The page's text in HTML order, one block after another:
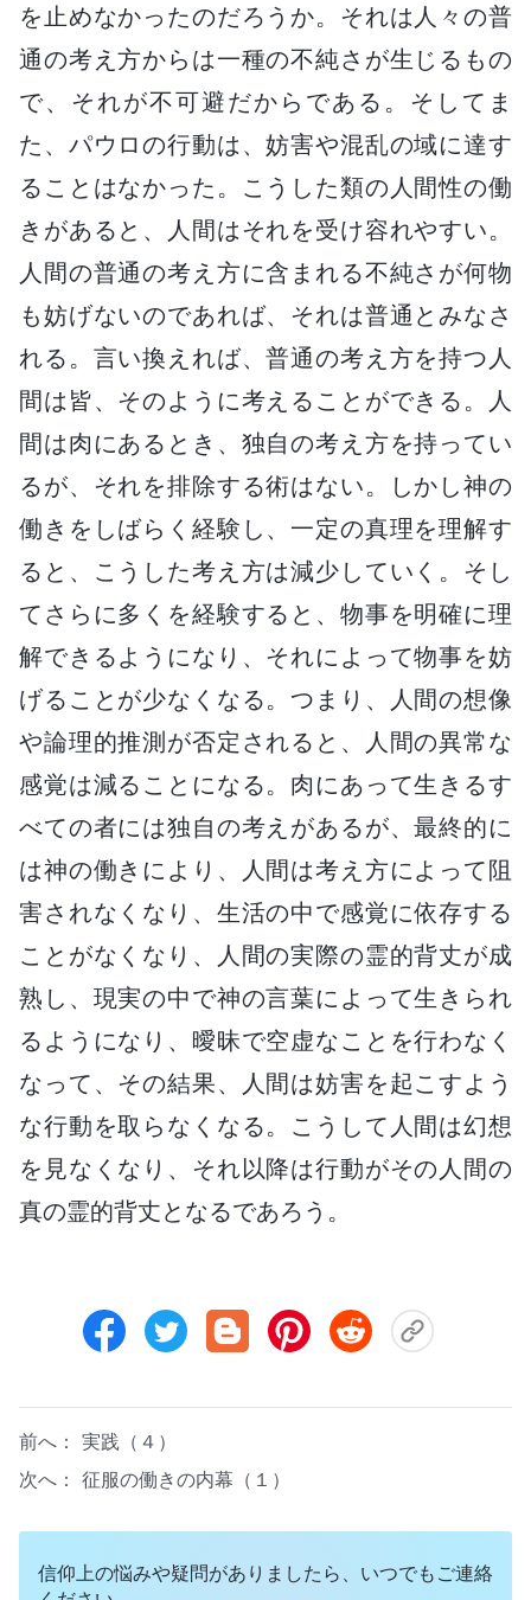
を止めなかったのだろうか。それは人々の普
通の考え方からは一種の不純さが生じるもの
で、それが不可避だからである。そしてま
た、パウロの行動は、妨害や混乱の域に達す
ることはなかった。こうした類の人間性の働
きがあると、人間はそれを受け容れやすい。
人間の普通の考え方に含まれる不純さが何物
も妨げないのであれば、それは普通とみなさ
れる。言い換えれば、普通の考え方を持つ人
間は皆、そのように考えることができる。人
間は肉にあるとき、独自の考え方を持ってい
るが、それを排除する術はない。しかし神の
働きをしばらく経験し、一定の真理を理解す
ると、こうした考え方は減少していく。そし
てさらに多くを経験すると、物事を明確に理
解できるようになり、それによって物事を妨
げることが少なくなる。つまり、人間の想像
や論理的推測が否定されると、人間の異常な
感覚は減ることになる。肉にあって生きるす
べての者には独自の考えがあるが、最終的に
は神の働きにより、人間は考え方によって阻
害されなくなり、生活の中で感覚に依存する
ことがなくなり、人間の実際の霊的背丈が成
熟し、現実の中で神の言葉によって生きられ
るようになり、曖昧で空虚なことを行わなく
なって、その結果、人間は妨害を起こすよう
な行動を取らなくなる。こうして人間は幻想
を見なくなり、それ以降は行動がその人間の
真の霊的背丈となるであろう。
前へ： 実践（４）
次へ： 征服の働きの内幕（１）
信仰上の悩みや疑問がありましたら、いつでもご連絡